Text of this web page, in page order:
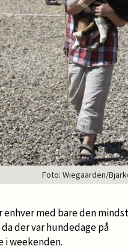
Foto: Wiegaarden/
enhver med bare den
der var hundedage på
i weekenden.